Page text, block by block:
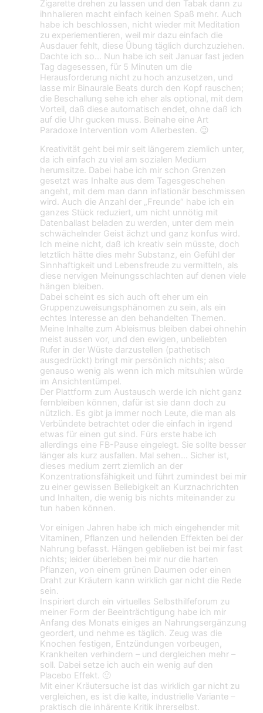
Zigarette drehen zu lassen und den Tabak dann zu
ihnhalieren macht einfach keinen Spaß mehr. Auch
habe ich beschlossen, nicht wieder mit Meditation
zu experiementieren, weil mir dazu einfach die
Ausdauer fehlt, diese Übung täglich durchzuziehen.
Dachte ich so… Nun habe ich seit Januar fast jeden
Tag dagesessen, für 5 Minuten um die
Herausforderung nicht zu hoch anzusetzen, und
lasse mir Binaurale Beats durch den Kopf rauschen;
die Beschallung sehe ich eher als optional, mit dem
Vorteil, daß diese automatisch endet, ohne daß ich
auf die Uhr gucken muss. Beinahe eine Art
Paradoxe Intervention vom Allerbesten. 😉
Kreativität geht bei mir seit längerem ziemlich unter,
da ich einfach zu viel am sozialen Medium
herumsitze. Dabei habe ich mir schon Grenzen
gesetzt was Inhalte aus dem Tagesgeschehen
angeht, mit dem man dann inflationär beschmissen
wird. Auch die Anzahl der „Freunde“ habe ich ein
ganzes Stück reduziert, um nicht unnötig mit
Datenballast beladen zu werden, unter dem mein
schwächelnder Geist ächzt und ganz konfus wird.
Ich meine nicht, daß ich kreativ sein müsste, doch
letztlich hätte dies mehr Substanz, ein Gefühl der
Sinnhaftigkeit und Lebensfreude zu vermitteln, als
diese nervigen Meinungsschlachten auf denen viele
hängen bleiben.
Dabei scheint es sich auch oft eher um ein
Gruppenzuweisungsphänomen zu sein, als ein
echtes Interesse an den behandelten Themen.
Meine Inhalte zum Ableismus bleiben dabei ohnehin
meist aussen vor, und den ewigen, unbeliebten
Rufer in der Wüste darzustellen (pathetisch
ausgedrückt) bringt mir persönlich nichts; also
genauso wenig als wenn ich mich mitsuhlen würde
im Ansichtentümpel.
Der Plattform zum Austausch werde ich nicht ganz
fernbleiben können, dafür ist sie dann doch zu
nützlich. Es gibt ja immer noch Leute, die man als
Verbündete betrachtet oder die einfach in irgend
etwas für einen gut sind. Fürs erste habe ich
allerdings eine FB-Pause eingelegt. Sie sollte besser
länger als kurz ausfallen. Mal sehen… Sicher ist,
dieses medium zerrt ziemlich an der
Konzentrationsfähigkeit und führt zumindest bei mir
zu einer gewissen Beliebigkeit an Kurznachrichten
und Inhalten, die wenig bis nichts miteinander zu
tun haben können.
Vor einigen Jahren habe ich mich eingehender mit
Vitaminen, Pflanzen und heilenden Effekten bei der
Nahrung befasst. Hängen geblieben ist bei mir fast
nichts; leider überleben bei mir nur die harten
Pflanzen, von einem grünen Daumen oder einen
Draht zur Kräutern kann wirklich gar nicht die Rede
sein.
Inspiriert durch ein virtuelles Selbsthilfeforum zu
meiner Form der Beeinträchtigung habe ich mir
Anfang des Monats einiges an Nahrungsergänzung
geordert, und nehme es täglich. Zeug was die
Knochen festigen, Entzündungen vorbeugen,
Krankheiten verhindern – und dergleichen mehr –
soll. Dabei setze ich auch ein wenig auf den
Placebo Effekt. 🙂
Mit einer Kräutersuche ist das wirklich gar nicht zu
vergleichen, es ist die kalte, industrielle Variante –
praktisch die inhärente Kritik ihrerselbst.